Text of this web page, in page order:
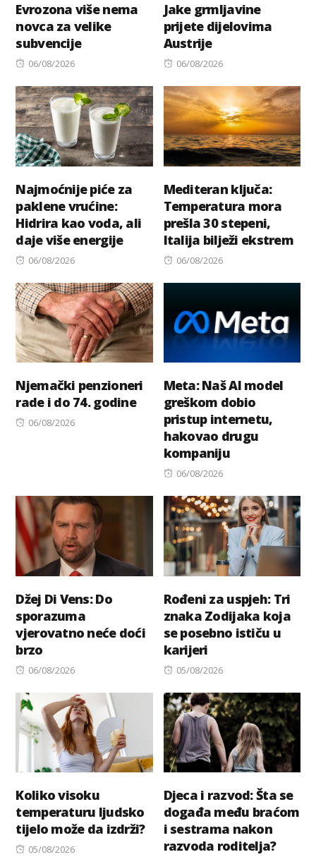
Evrozona više nema
novca za velike
subvencije
Posted
06/08/2026
Jake grmljavine
prijete dijelovima
Austrije
Posted
06/08/2026
Najmoćnije piće za
paklene vrućine:
Hidrira kao voda, ali
daje više energije
Posted
06/08/2026
Mediteran ključa:
Temperatura mora
prešla 30 stepeni,
Italija bilježi ekstrem
Posted
06/08/2026
Njemački penzioneri
rade i do 74. godine
Posted
06/08/2026
Meta: Naš AI model
greškom dobio
pristup internetu,
hakovao drugu
kompaniju
Posted
06/08/2026
Džej Di Vens: Do
sporazuma
vjerovatno neće doći
brzo
Posted
06/08/2026
Rođeni za uspjeh: Tri
znaka Zodijaka koja
se posebno ističu u
karijeri
Posted
05/08/2026
Koliko visoku
temperaturu ljudsko
tijelo može da izdrži?
Posted
05/08/2026
Djeca i razvod: Šta se
događa među braćom
i sestrama nakon
razvoda roditelja?